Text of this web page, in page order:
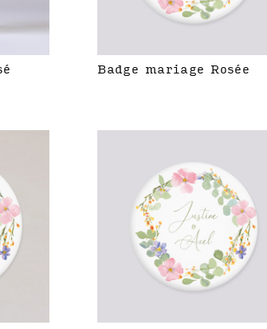
Badge mariage Rosée